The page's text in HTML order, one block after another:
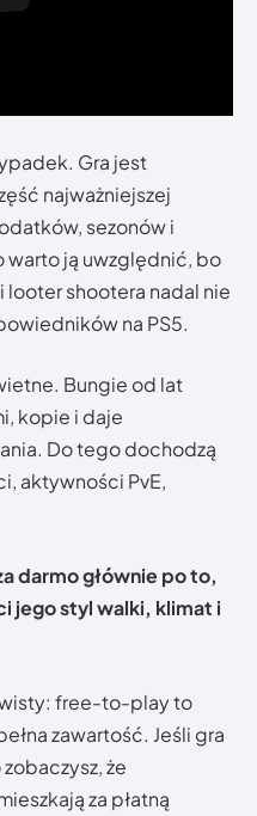
Gra jest
najważniejszej
sezonów i
warto ją uwzględnić, bo
looter shootera nadal nie
na PS5.
Bungie od lat
kopie i daje
Do tego dochodzą
aktywności PvE,
darmo głównie po to,
jego styl walki, klimat i
free-to-play to
zawartość. Jeśli gra
że
za płatną